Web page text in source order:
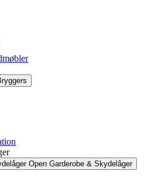
Open Garderobe & Skydelåger